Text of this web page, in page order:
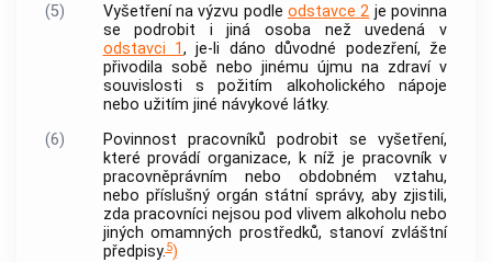
(5)
Vyšetření na výzvu podle odstavce 2 je povinna
se podrobit i jiná osoba než uvedená v
odstavci 1, je-li dáno důvodné podezření, že
přivodila sobě nebo jinému újmu na zdraví v
souvislosti s požitím alkoholického nápoje
nebo užitím jiné návykové látky.
(6)
Povinnost pracovníků podrobit se vyšetření,
které provádí organizace, k níž je pracovník v
pracovněprávním nebo obdobném vztahu,
nebo příslušný orgán státní správy, aby zjistili,
zda pracovníci nejsou pod vlivem alkoholu nebo
jiných omamných prostředků, stanoví zvláštní
předpisy.5)